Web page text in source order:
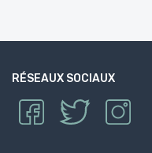
RÉSEAUX SOCIAUX